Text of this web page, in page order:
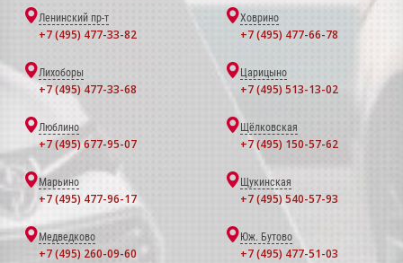
Ленинский пр-т
+7 (495) 477-33-82
Ховрино
+7 (495) 477-66-78
Лихоборы
+7 (495) 477-33-68
Царицыно
+7 (495) 513-13-02
Люблино
+7 (495) 677-95-07
Щёлковская
+7 (495) 150-57-62
Марьино
+7 (495) 477-96-17
Щукинская
+7 (495) 540-57-93
Медведково
+7 (495) 260-09-60
Юж. Бутово
+7 (495) 477-51-03